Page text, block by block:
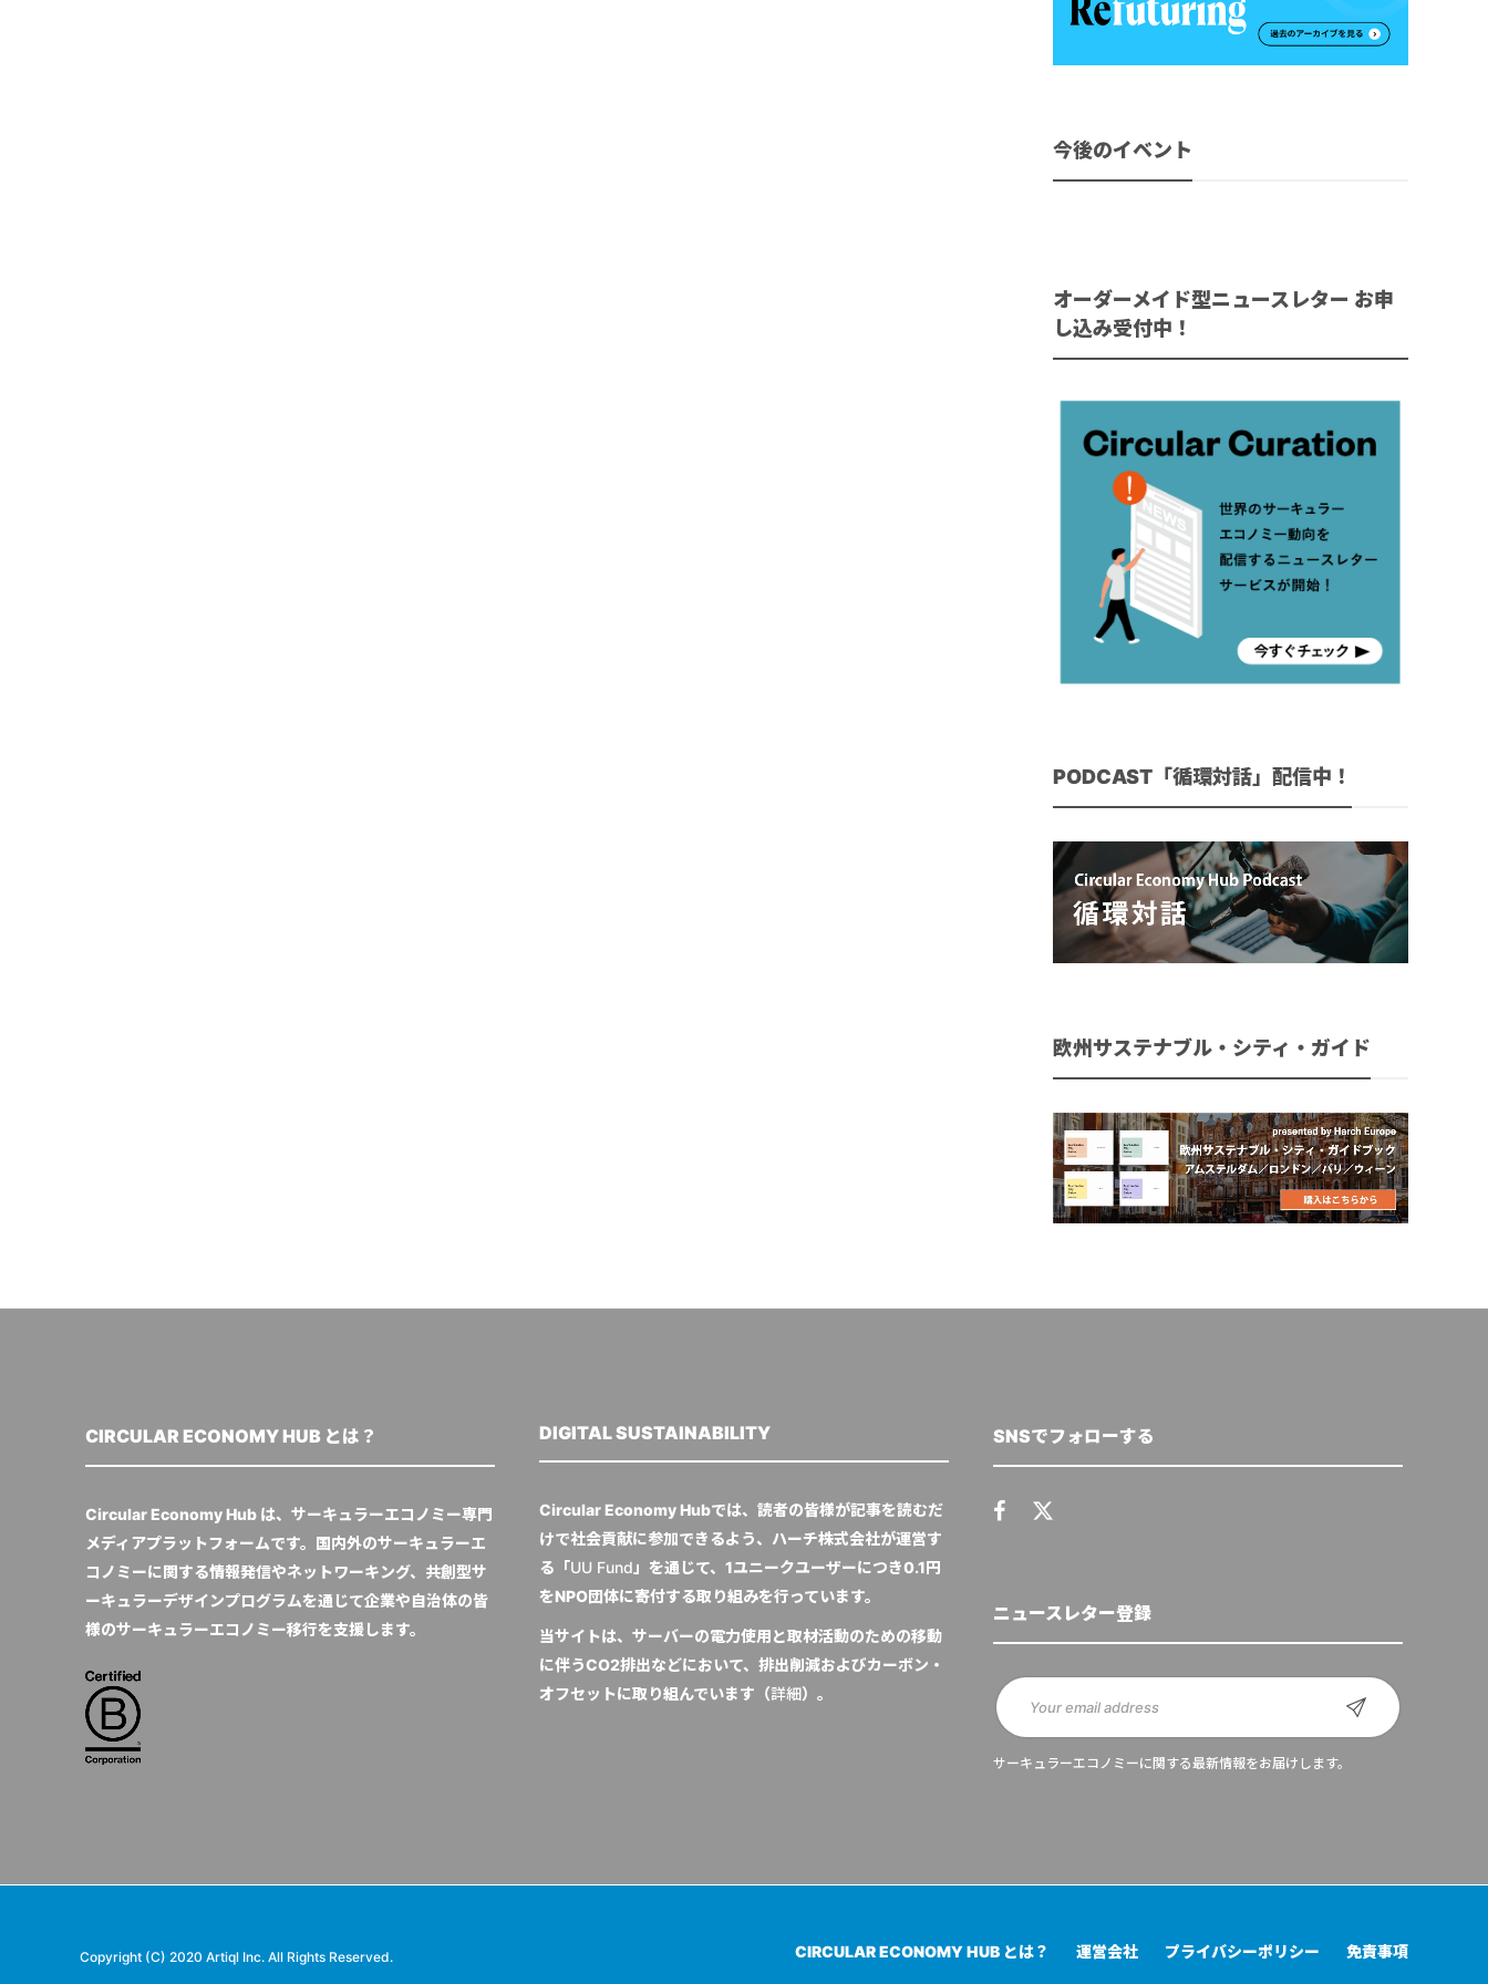
今後のイベント
オーダーメイド型ニュースレター お申
し込み受付中！
PODCAST「循環対話」配信中！
欧州サステナブル・シティ・ガイド
CIRCULAR ECONOMY HUB とは？
Circular Economy Hub は、サーキュラーエコノミー専門
メディアプラットフォームです。国内外のサーキュラーエ
コノミーに関する情報発信やネットワーキング、共創型サ
ーキュラーデザインプログラムを通じて企業や自治体の皆
様のサーキュラーエコノミー移行を支援します。
DIGITAL SUSTAINABILITY
Circular Economy Hubでは、読者の皆様が記事を読むだ
けで社会貢献に参加できるよう、ハーチ株式会社が運営す
る「UU Fund」を通じて、1ユニークユーザーにつき0.1円
をNPO団体に寄付する取り組みを行っています。
当サイトは、サーバーの電力使用と取材活動のための移動
に伴うCO2排出などにおいて、排出削減およびカーボン・
オフセットに取り組んでいます（詳細）。
SNSでフォローする
ニュースレター登録
サーキュラーエコノミーに関する最新情報をお届けします。
Copyright (C) 2020 Artiql Inc. All Rights Reserved. CIRCULAR ECONOMY HUB とは？ 運営会社 プライバシーポリシー 免責事項